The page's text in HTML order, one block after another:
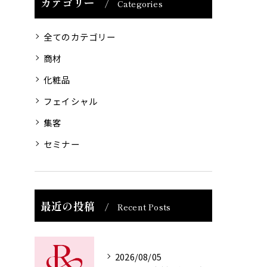
Categories
全てのカテゴリー
商材
化粧品
フェイシャル
集客
セミナー
最近の投稿 Recent Posts
2026/08/05